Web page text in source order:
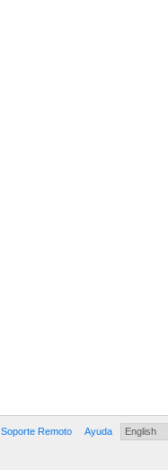
Soporte Remoto Ayuda